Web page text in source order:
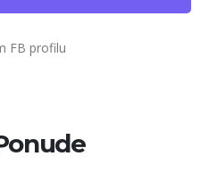
FB profilu